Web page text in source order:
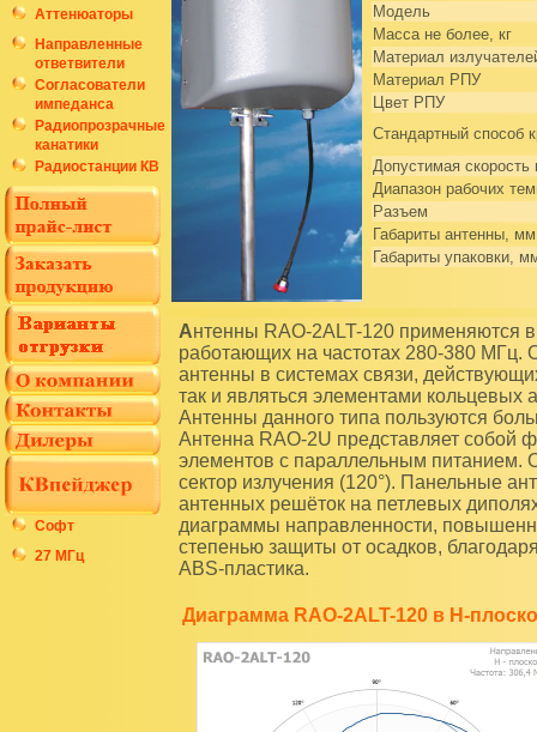
Аттенюаторы
Направленные
ответвители
Согласователи
импеданса
Радиопрозрачные
канатики
Радиостанции КВ
Софт
27 МГц
Модель
Масса не более, кг
Материал
Материал РПУ
Цвет РПУ
Стандартный способ
Допустимая скорость
Диапазон рабочих
Разъем
Габариты антенны, мм
Габариты упаковки,
Антенны RAO-2ALT-120 применяются в качестве приемо-передающих системах связи,
работающих на частотах 280-380 МГц.
антенны в системах связи,
так и являться элементами кольцевых
Антенны данного типа пользуются
Антенна RAO-2U представляет собой
элементов с параллельным питанием.
сектор излучения (120°). Панельные
антенных решёток на петлевых
диаграммы направленности,
степенью защиты от осадков,
ABS-пластика.
Диаграмма RAO-2ALT-120 в Н-